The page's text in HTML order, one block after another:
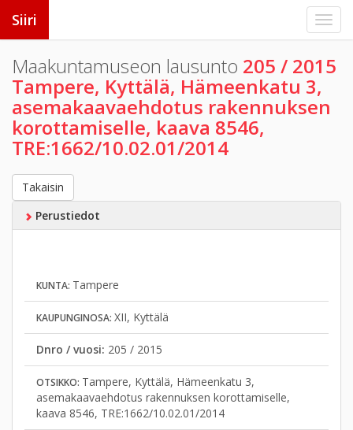
Siiri
Maakuntamuseon lausunto 205 / 2015
Tampere, Kyttälä, Hämeenkatu 3,
asemakaavaehdotus rakennuksen
korottamiselle, kaava 8546,
TRE:1662/10.02.01/2014
Takaisin
Perustiedot
KUNTA: Tampere
KAUPUNGINOSA: XII, Kyttälä
Dnro / vuosi: 205 / 2015
OTSIKKO: Tampere, Kyttälä, Hämeenkatu 3,
asemakaavaehdotus rakennuksen korottamiselle,
kaava 8546, TRE:1662/10.02.01/2014